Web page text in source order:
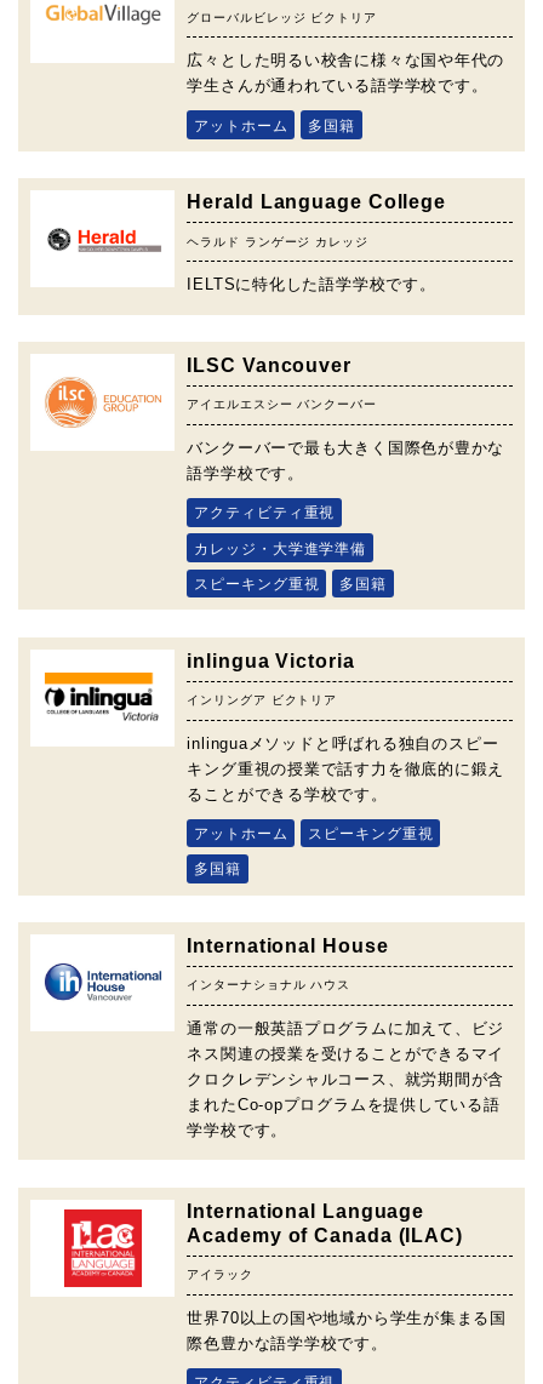
グローバルビレッジ ビクトリア
広々とした明るい校舎に様々な国や年代の
学生さんが通われている語学学校です。
アットホーム 多国籍
Herald Language College
ヘラルド ランゲージ カレッジ
IELTSに特化した語学学校です。
ILSC Vancouver
アイエルエスシー バンクーバー
バンクーバーで最も大きく国際色が豊かな
語学学校です。
アクティビティ重視
カレッジ・大学進学準備
スピーキング重視 多国籍
inlingua Victoria
インリングア ビクトリア
inlinguaメソッドと呼ばれる独自のスピー
キング重視の授業で話す力を徹底的に鍛え
ることができる学校です。
アットホーム スピーキング重視
多国籍
International House
インターナショナル ハウス
通常の一般英語プログラムに加えて、ビジ
ネス関連の授業を受けることができるマイ
クロクレデンシャルコース、就労期間が含
まれたCo-opプログラムを提供している語
学学校です。
International Language
Academy of Canada (ILAC)
アイラック
世界70以上の国や地域から学生が集まる国
際色豊かな語学学校です。